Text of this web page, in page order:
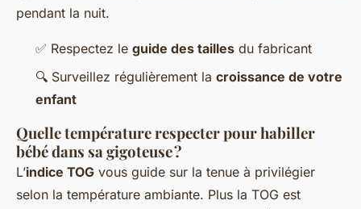
pendant la nuit.
✅ Respectez le guide des tailles du fabricant
🔍 Surveillez régulièrement la croissance de votre
enfant
Quelle température respecter pour habiller
bébé dans sa gigoteuse ?
L’indice TOG vous guide sur la tenue à privilégier
selon la température ambiante. Plus la TOG est